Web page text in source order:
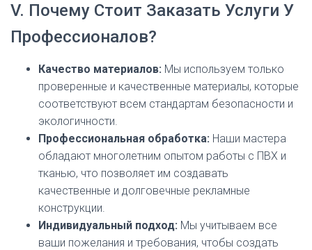
V. Почему Стоит Заказать Услуги У
Профессионалов?
Качество материалов: Мы используем только
проверенные и качественные материалы, которые
соответствуют всем стандартам безопасности и
экологичности.
Профессиональная обработка: Наши мастера
обладают многолетним опытом работы с ПВХ и
тканью, что позволяет им создавать
качественные и долговечные рекламные
конструкции.
Индивидуальный подход: Мы учитываем все
ваши пожелания и требования, чтобы создать